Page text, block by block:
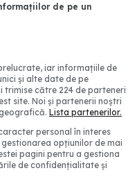
cazurilor de
dar reinfectările
crească. Ce trebuie
de pe un
iar informațiile de
și alte date de pe
către 224 de parteneri
site. Noi și partenerii noștri
Lista partenerilor.
personal în interes
opțiunilor de mai
pagini pentru a gestiona
de confidențialitate și